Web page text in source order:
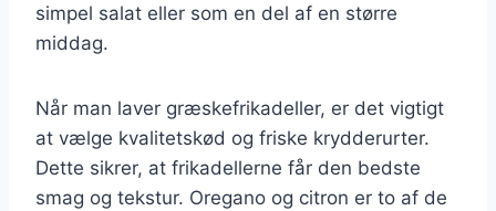
simpel salat eller som en del af en større
middag.
Når man laver græskefrikadeller, er det vigtigt
at vælge kvalitetskød og friske krydderurter.
Dette sikrer, at frikadellerne får den bedste
smag og tekstur. Oregano og citron er to af de